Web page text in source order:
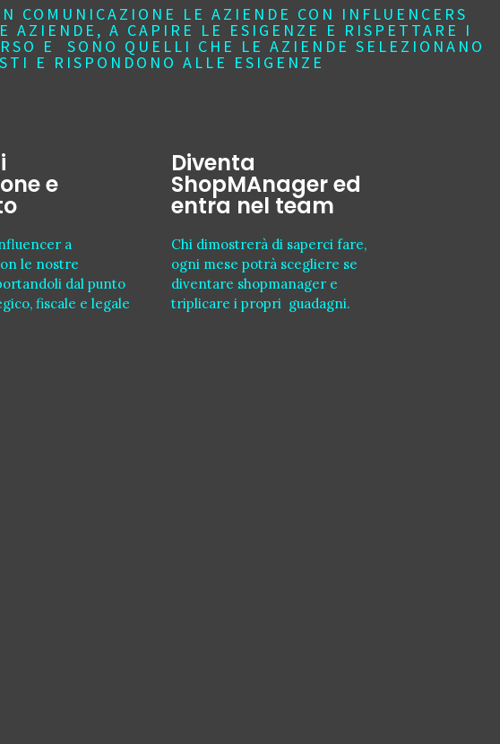
COMUNICAZIONE LE AZIENDE CON INFLUENCERS
AZIENDE, A CAPIRE LE ESIGENZE E RISPETTARE I
E SONO QUELLI CHE LE AZIENDE SELEZIONANO
E RISPONDONO ALLE ESIGENZE
e
a
le nostre
dal punto
fiscale e legale
Diventa
ShopMAnager ed
entra nel team
Chi dimostrerà di saperci fare,
ogni mese potrà scegliere se
diventare shopmanager e
triplicare i propri guadagni.